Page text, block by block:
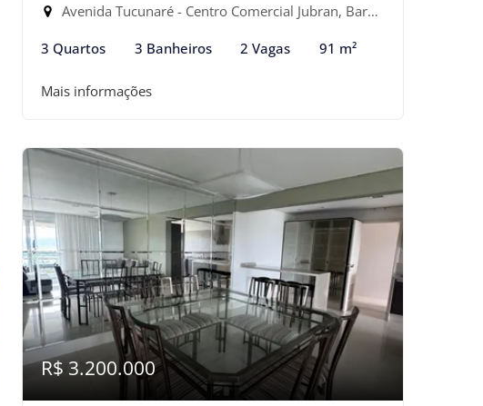
Avenida Tucunaré - Centro Comercial Jubran, Barueri-SP
3 Quartos 3 Banheiros 2 Vagas 91 m²
Mais informações
R$ 3.200.000